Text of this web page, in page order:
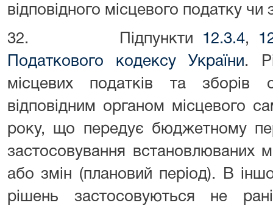
відповідного місцевого податку чи
32. Підпункти 12.3.4,
Податкового кодексу України.
місцевих податків та зборів
відповідним органом місцевого
року, що передує бюджетному
застосовування встановлюваних
або змін (плановий період). В
рішень застосовуються не